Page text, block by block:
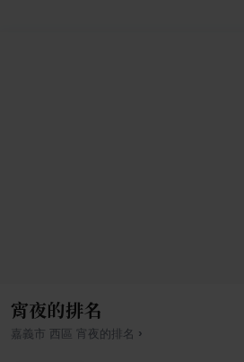
宵夜的排名
嘉義市 西區 宵夜 的排名 ›